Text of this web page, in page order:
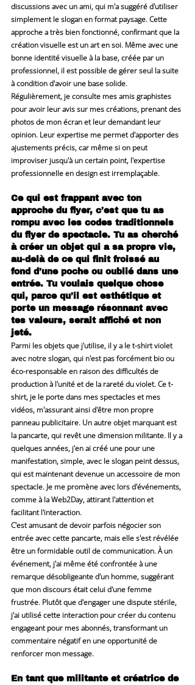
discussions avec un ami, qui m'a suggéré d'utiliser
simplement le slogan en format paysage. Cette
approche a très bien fonctionné, confirmant que la
création visuelle est un art en soi. Même avec une
bonne identité visuelle à la base, créée par un
professionnel, il est possible de gérer seul la suite
à condition d'avoir une base solide.
Régulièrement, je consulte mes amis graphistes
pour avoir leur avis sur mes créations, prenant des
photos de mon écran et leur demandant leur
opinion. Leur expertise me permet d'apporter des
ajustements précis, car même si on peut
improviser jusqu'à un certain point, l'expertise
professionnelle en design est irremplaçable.
Ce qui est frappant avec ton
approche du flyer, c’est que tu as
rompu avec les codes traditionnels
du flyer de spectacle. Tu as cherché
à créer un objet qui a sa propre vie,
au-delà de ce qui finit froissé au
fond d’une poche ou oublié dans une
entrée. Tu voulais quelque chose
qui, parce qu’il est esthétique et
porte un message résonnant avec
tes valeurs, serait affiché et non
jeté.
Parmi les objets que j'utilise, il y a le t-shirt violet
avec notre slogan, qui n'est pas forcément bio ou
éco-responsable en raison des difficultés de
production à l'unité et de la rareté du violet. Ce t-
shirt, je le porte dans mes spectacles et mes
vidéos, m'assurant ainsi d'être mon propre
panneau publicitaire. Un autre objet marquant est
la pancarte, qui revêt une dimension militante. Il y a
quelques années, j'en ai créé une pour une
manifestation, simple, avec le slogan peint dessus,
qui est maintenant devenue un accessoire de mon
spectacle. Je me promène avec lors d'événements,
comme à la Web2Day, attirant l'attention et
facilitant l'interaction.
C'est amusant de devoir parfois négocier son
entrée avec cette pancarte, mais elle s'est révélée
être un formidable outil de communication. À un
événement, j'ai même été confrontée à une
remarque désobligeante d'un homme, suggérant
que mon discours était celui d'une femme
frustrée. Plutôt que d'engager une dispute stérile,
j'ai utilisé cette interaction pour créer du contenu
engageant pour mes abonnés, transformant un
commentaire négatif en une opportunité de
renforcer mon message.
En tant que militante et créatrice de